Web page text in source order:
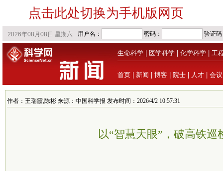
点击此处切换为手机版网页
生命科学 医学科学 化学科学 工
首页 新闻 博客 院士 人才 会议
作者：王瑞霞,陈彬 来源：中国科学报 发布时间：2026/4/2 10:57:31
以“智慧天眼”，破高铁巡